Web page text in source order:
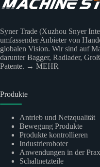
Syner Trade (Xuzhou Snyer
umfassender Anbieter von
globalen Vision. Wir sind auf
darunter Bagger, Radlader,
Patente. → MEHR
Produkte
Antrieb und Netzqualität
Bewegung Produkte
Produkte kontrollieren
Industrieroboter
Anwendungen in der
Schaltnetzteile